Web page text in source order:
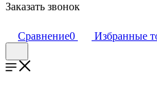
Заказать звонок
Сравнение0 Избранные